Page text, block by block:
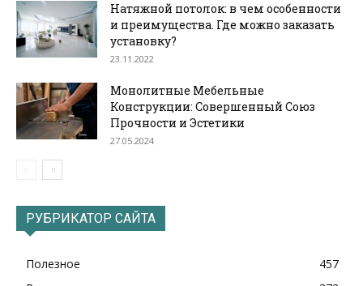
Натяжной потолок: в чем особенности
и преимущества. Где можно заказать
установку?
23.11.2022
Монолитные Мебельные
Конструкции: Совершенный Союз
Прочности и Эстетики
27.05.2024
РУБРИКАТОР САЙТА
Полезное
457